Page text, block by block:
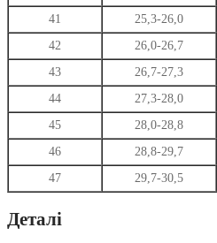
41
25,3-26,0
42 26,0-26,7
43
26,7-27,3
44
27,3-28,0
45
28,0-28,8
46
28,8-29,7
47
29,7-30,5
Деталі